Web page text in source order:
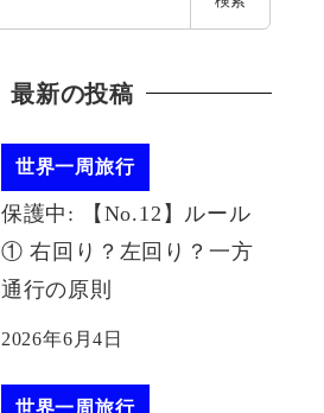
最新の投稿
世界一周旅行
保護中: 【No.12】ルール
① 右回り？左回り？一方
通行の原則
2026年6月4日
世界一周旅行